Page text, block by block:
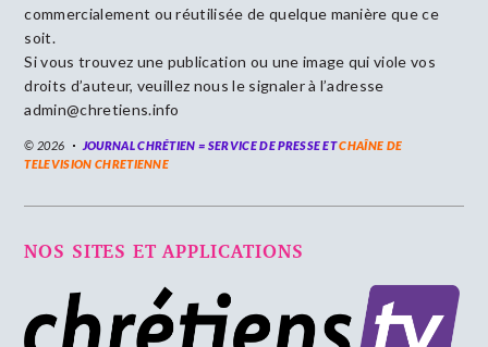
commercialement ou réutilisée de quelque manière que ce
soit.
Si vous trouvez une publication ou une image qui viole vos
droits d’auteur, veuillez nous le signaler à l’adresse
admin@chretiens.info
© 2026 JOURNAL CHRÉTIEN = SERVICE DE PRESSE ETCHAÎNE DE
TELEVISION CHRETIENNE
NOS SITES ET APPLICATIONS